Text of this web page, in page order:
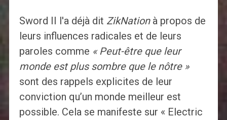
Sword II l'a déjà dit ZikNationà propos de
leurs influences radicales et de leurs
paroles comme « Peut-être que leur
monde est plus sombre que le nôtre »
sont des rappels explicites de leur
conviction qu’un monde meilleur est
possible. Cela se manifeste sur « Electric